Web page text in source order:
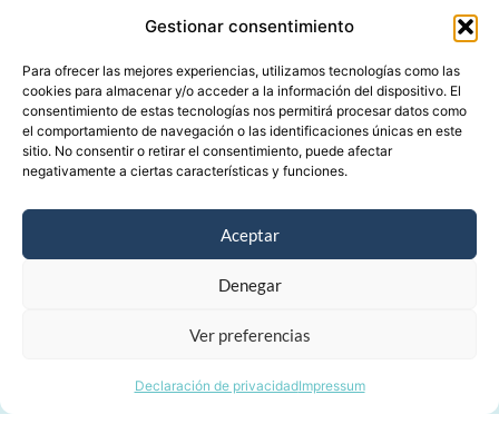
Gestionar consentimiento
Para ofrecer las mejores experiencias, utilizamos tecnologías como las
cookies para almacenar y/o acceder a la información del dispositivo. El
consentimiento de estas tecnologías nos permitirá procesar datos como
el comportamiento de navegación o las identificaciones únicas en este
sitio. No consentir o retirar el consentimiento, puede afectar
negativamente a ciertas características y funciones.
Aceptar
Denegar
Ver preferencias
Declaración de privacidadImpressum
Sevilla), para que los estudiantes interesados en las
Microinformáticos y Redes, y FP de Administración de Sistemas
informáticos en Red, puedan realizar sus prácticas formativas en
remoto en LexiMus-USAL.
Conoce el resto de subproyectos
Diccionario
Ontología